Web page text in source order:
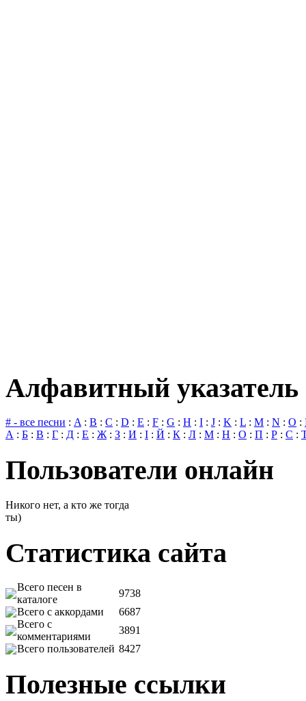
Алфавитный указатель
# - все песни : A: B : C : D : E : F : G : H : I : J : K : L : M : N : O :
А : Б : В : Г : Д : Е : Ж: З : И : І : Й : К : Л : М : Н : О : П : Р : С :
Пользователи онлайн
Никого нет, а кто же тогда
ты)
Статистика сайта
Всего песен в
каталоге
9738
Всего с аккордами
6687
Всего с
комментариями
3891
Всего пользователей 8427
Полезные ссылки